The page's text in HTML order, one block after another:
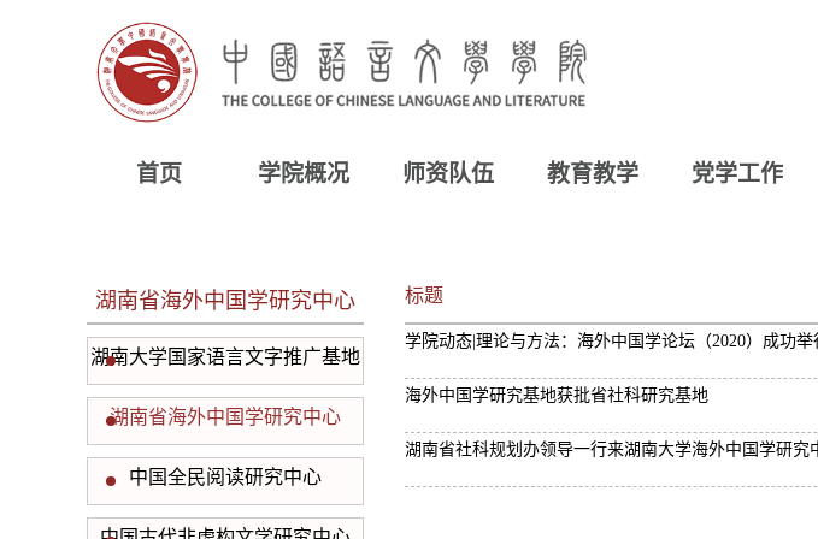
首页 学院概况 师资队伍 教育教学 党学工作
湖南省海外中国学研究中心
湖南大学国家语言文字推广基地
湖南省海外中国学研究中心
中国全民阅读研究中心
标题
学院动态|理论与方法：海外中国学论坛（2020）成功举
海外中国学研究基地获批省社科研究基地
湖南省社科规划办领导一行来湖南大学海外中国学研究